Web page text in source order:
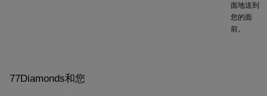
面地送到
您的面
前。
77Diamonds和您